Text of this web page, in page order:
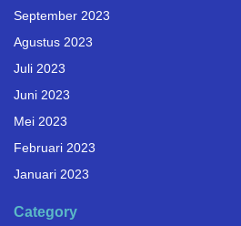
September 2023
Agustus 2023
Juli 2023
Juni 2023
Mei 2023
Februari 2023
Januari 2023
Category